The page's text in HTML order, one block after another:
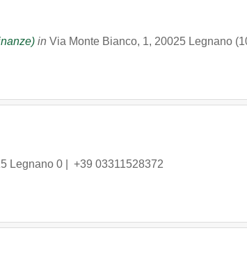
in Via Monte Bianco, 1, 20025 Legnano
Legnano 0 | +39 03311528372